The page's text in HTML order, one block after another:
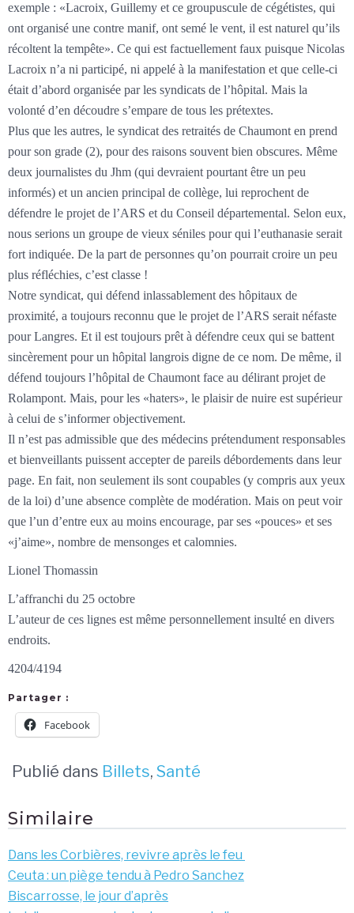
exemple : «Lacroix, Guillemy et ce groupuscule de cégétistes, qui
ont organisé une contre manif, ont semé le vent, il est naturel qu’ils
récoltent la tempête». Ce qui est factuellement faux puisque Nicolas
Lacroix n’a ni participé, ni appelé à la manifestation et que celle-ci
était d’abord organisée par les syndicats de l’hôpital. Mais la
volonté d’en découdre s’empare de tous les prétextes.
Plus que les autres, le syndicat des retraités de Chaumont en prend
pour son grade (2), pour des raisons souvent bien obscures. Même
deux journalistes du Jhm (qui devraient pourtant être un peu
informés) et un ancien principal de collège, lui reprochent de
défendre le projet de l’ARS et du Conseil départemental. Selon eux,
nous serions un groupe de vieux séniles pour qui l’euthanasie serait
fort indiquée. De la part de personnes qu’on pourrait croire un peu
plus réfléchies, c’est classe !
Notre syndicat, qui défend inlassablement des hôpitaux de
proximité, a toujours reconnu que le projet de l’ARS serait néfaste
pour Langres. Et il est toujours prêt à défendre ceux qui se battent
sincèrement pour un hôpital langrois digne de ce nom. De même, il
défend toujours l’hôpital de Chaumont face au délirant projet de
Rolampont. Mais, pour les «haters», le plaisir de nuire est supérieur
à celui de s’informer objectivement.
Il n’est pas admissible que des médecins prétendument responsables
et bienveillants puissent accepter de pareils débordements dans leur
page. En fait, non seulement ils sont coupables (y compris aux yeux
de la loi) d’une absence complète de modération. Mais on peut voir
que l’un d’entre eux au moins encourage, par ses «pouces» et ses
«j’aime», nombre de mensonges et calomnies.
Lionel Thomassin
L’affranchi du 25 octobre
L’auteur de ces lignes est même personnellement insulté en divers
endroits.
4204/4194
Partager :
Facebook
Publié dans Billets, Santé
Similaire
Dans les Corbières, revivre après le feu
Ceuta : un piège tendu à Pedro Sanchez
Biscarrosse, le jour d’après